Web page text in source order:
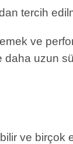
tercih
ve
daha uzun
ve birçok